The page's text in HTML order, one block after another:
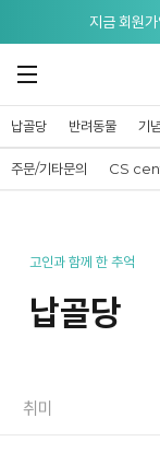
지금 회원
납골당 반려동물 기
주문/기타문의 CS
고인과 함께 한 추억
납골당
취미